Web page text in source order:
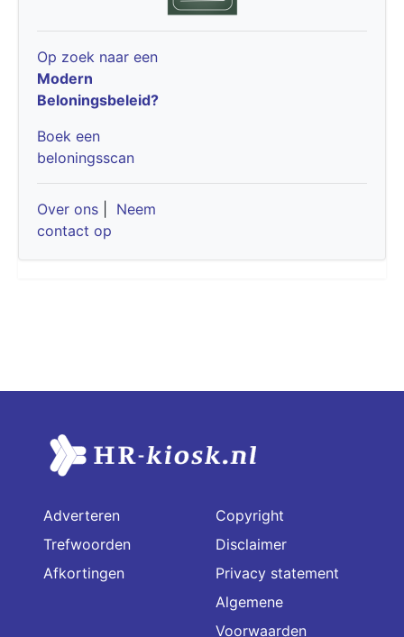
Op zoek naar een
Modern
Beloningsbeleid?
Boek een
beloningsscan
Over ons
Neem
contact op
Adverteren
Trefwoorden
Afkortingen
Copyright
Disclaimer
Privacy statement
Algemene
Voorwaarden